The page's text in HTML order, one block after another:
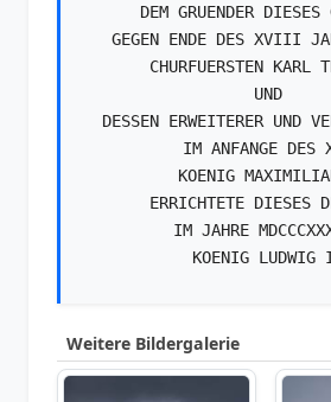
DEM GRUENDER DIESES
GEGEN ENDE DES XVIII
CHURFUERSTEN KARL
UND
DESSEN ERWEITERER UND
IM ANFANGE DES
KOENIG
ERRICHTETE DIESES
IM JAHRE
KOENIG LUDWIG
Weitere Bildergalerie